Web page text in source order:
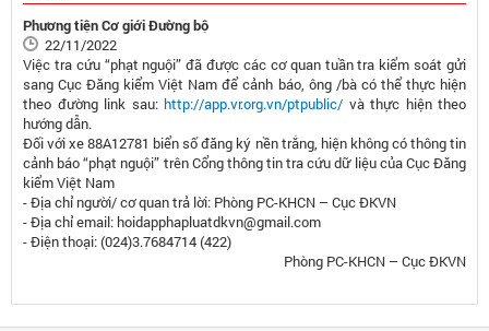
Phương tiện Cơ giới Đường bộ
22/11/2022
Việc tra cứu “phạt nguội” đã được các cơ quan tuần tra kiểm soát gửi
sang Cục Đăng kiểm Việt Nam để cảnh báo, ông /bà có thể thực hiện
theo đường link sau: http://app.vr.org.vn/ptpublic/ và thực hiện theo
hướng dẫn.
Đối với xe 88A12781 biển số đăng ký nền trắng, hiện không có thông tin
cảnh báo “phạt nguội” trên Cổng thông tin tra cứu dữ liệu của Cục Đăng
kiểm Việt Nam
- Địa chỉ người/ cơ quan trả lời: Phòng PC-KHCN – Cục ĐKVN
- Địa chỉ email: hoidapphapluatdkvn@gmail.com
- Điện thoại: (024)3.7684714 (422)
Phòng PC-KHCN – Cục ĐKVN